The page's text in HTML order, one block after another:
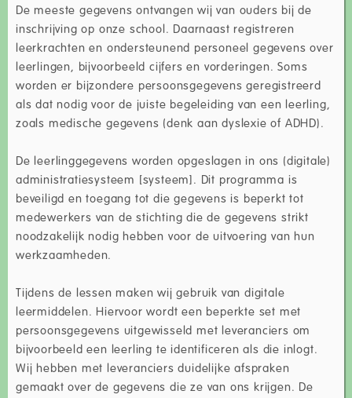
De meeste gegevens ontvangen wij van ouders bij de
inschrijving op onze school. Daarnaast registreren
leerkrachten en ondersteunend personeel gegevens over
leerlingen, bijvoorbeeld cijfers en vorderingen. Soms
worden er bijzondere persoonsgegevens geregistreerd
als dat nodig voor de juiste begeleiding van een leerling,
zoals medische gegevens (denk aan dyslexie of ADHD).
De leerlinggegevens worden opgeslagen in ons (digitale)
administratiesysteem [systeem]. Dit programma is
beveiligd en toegang tot die gegevens is beperkt tot
medewerkers van de stichting die de gegevens strikt
noodzakelijk nodig hebben voor de uitvoering van hun
werkzaamheden.
Tijdens de lessen maken wij gebruik van digitale
leermiddelen. Hiervoor wordt een beperkte set met
persoonsgegevens uitgewisseld met leveranciers om
bijvoorbeeld een leerling te identificeren als die inlogt.
Wij hebben met leveranciers duidelijke afspraken
gemaakt over de gegevens die ze van ons krijgen. De